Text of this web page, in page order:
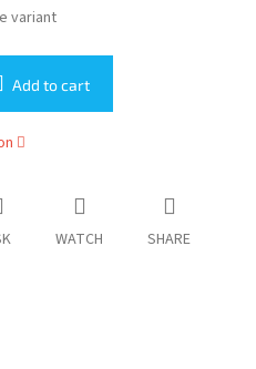
variant
Add to cart
WATCH SHARE